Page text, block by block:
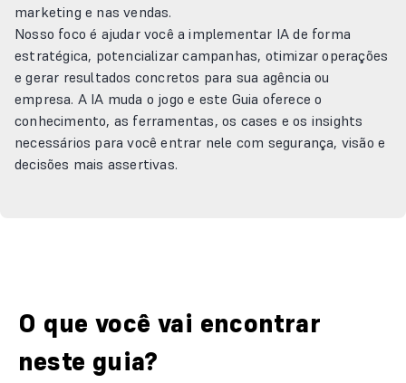
marketing e nas vendas.
Nosso foco é ajudar você a implementar IA de forma
estratégica, potencializar campanhas, otimizar operações
e gerar resultados concretos para sua agência ou
empresa. A IA muda o jogo e este Guia oferece o
conhecimento, as ferramentas, os cases e os insights
necessários para você entrar nele com segurança, visão e
decisões mais assertivas.
O que você vai encontrar
neste guia?